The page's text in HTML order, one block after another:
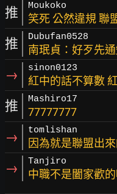
推 Moukoko
笑死 公然違規 聯
推 Dubufan0528
南珉貞：好歹先
→ sinon0123
紅中的話不算數
推 Mashiro17
77777777
→ tomlishan
因為就是聯盟出
→ Tanjiro
中職不是闔家歡